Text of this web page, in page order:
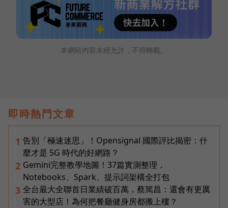
本網站內容未經允許，不得轉載。
即時熱門文章
1 告別「極速迷思」！Opensignal 國際評比揭密：什
麼才是 5G 時代的好網路？
2 Gemini完整教學地圖！37篇實測整理，
Notebooks、Spark、提示詞架構全打包
3 全台最大全聯首日業績破百萬，蔡篤昌：還會有更厲
害的大型店！為何把餐廳健身房都搬上樓？